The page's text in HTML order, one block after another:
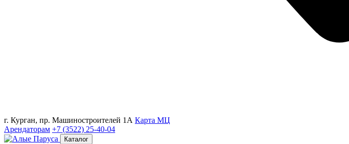
г. Курган, пр. Машиностроителей 1А Карта МЦ
Арендаторам +7 (3522) 25-40-04
Каталог